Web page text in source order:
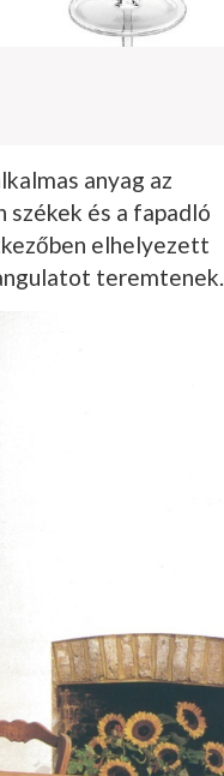
anyag az
székek és a fapadló
elhe­lyezett
teremtenek.